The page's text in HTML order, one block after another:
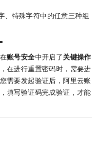
、特殊字符中的任意三种组
账号安全中开启了关键操作
在进行重置密码时，需要进
需要发起验证后，阿里云账
填写验证码完成验证，才能